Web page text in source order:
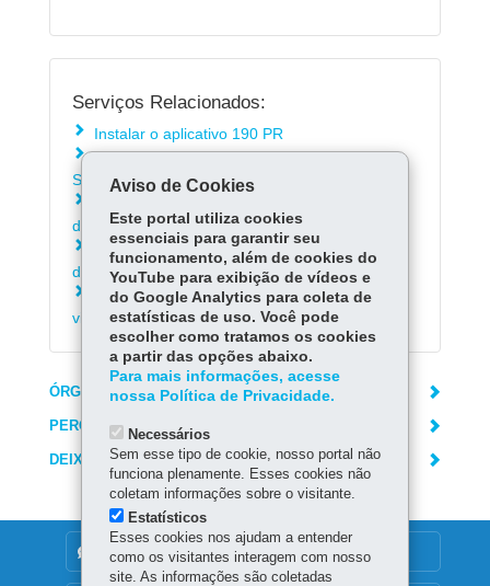
Serviços Relacionados:
Instalar o aplicativo 190 PR
Acionar serviços de emergência - Samu e
Siate
desaparecida
Registrar Boletim de Ocorrência de violência
doméstica e familiar contra mulher
Acionar Botão do Pânico virtual - vítimas de
violência doméstica
ÓRGÃO RESPONSÁVEL
PERGUNTAS FREQUENTES
DEIXE SUA OPINIÃO
DENUNCIE CORRUPÇÃO
Aviso de Cookies
Este portal utiliza cookies
essenciais para garantir seu
funcionamento, além de cookies do
YouTube para exibição de vídeos e
do Google Analytics para coleta de
estatísticas de uso. Você pode
escolher como tratamos os cookies
a partir das opções abaixo.
Para mais informações, acesse
nossa Política de Privacidade.
Necessários
Sem esse tipo de cookie, nosso portal não
funciona plenamente. Esses cookies não
coletam informações sobre o visitante.
Estatísticos
Esses cookies nos ajudam a entender
como os visitantes interagem com nosso
site. As informações são coletadas